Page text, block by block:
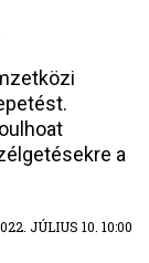
a
JÚLIUS 10. 10:00